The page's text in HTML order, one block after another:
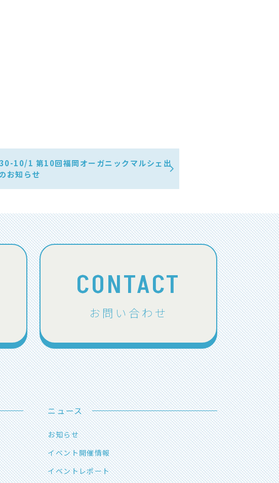
10/1 第10回福岡オーガニックマルシェ出
お知らせ
CONTACT
お問い合わせ
ニュース
お知らせ
イベント開催情報
イベントレポート